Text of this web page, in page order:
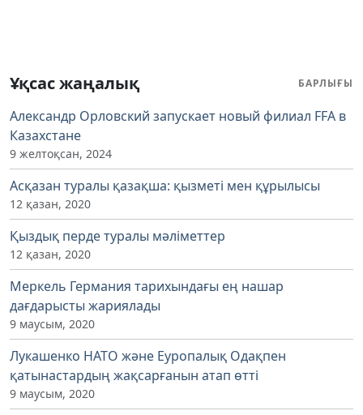
Ұқсас жаңалық БАРЛЫҒЫ
Александр Орловский запускает новый филиал FFA в
Казахстане
9 желтоқсан, 2024
Асқазан туралы қазақша: қызметі мен құрылысы
12 қазан, 2020
Қыздық перде туралы мәліметтер
12 қазан, 2020
Меркель Германия тарихындағы ең нашар
дағдарысты жариялады
9 маусым, 2020
Лукашенко НАТО және Еуропалық Одақпен
қатынастардың жақсарғанын атап өтті
9 маусым, 2020